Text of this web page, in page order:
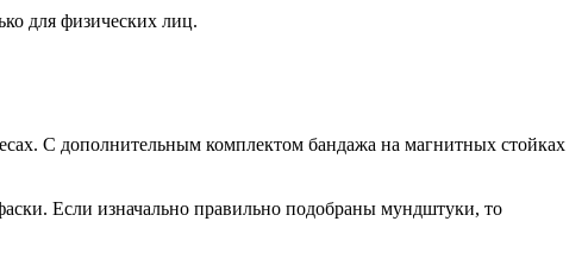
для физических лиц.
С дополнительным комплектом бандажа на магнитных стойках
Если изначально правильно подобраны мундштуки, то